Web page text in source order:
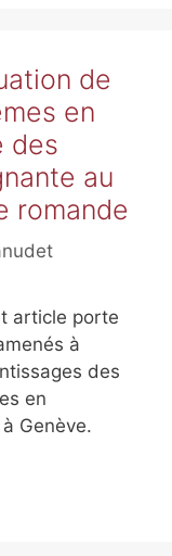
de
en
des
au
romande
article porte
à
des
en
Genève.